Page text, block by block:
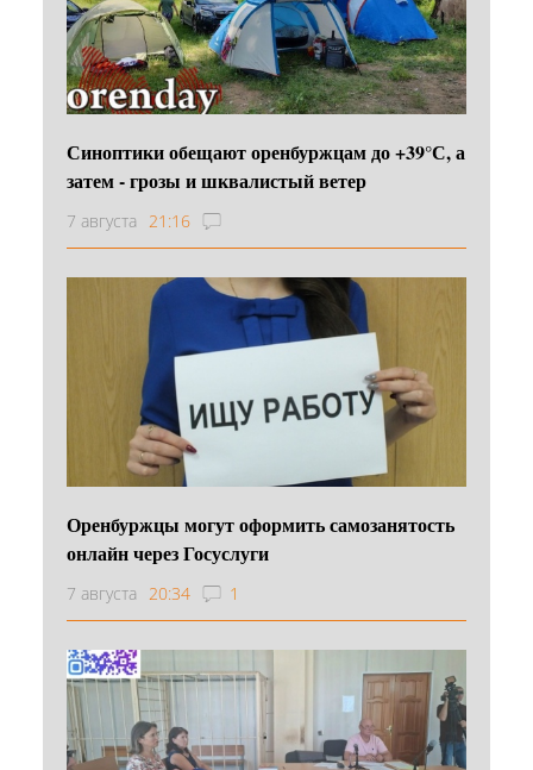
Синоптики обещают оренбуржцам до +39°С, а
затем - грозы и шквалистый ветер
7 августа 21:16
Оренбуржцы могут оформить самозанятость
онлайн через Госуслуги
7 августа 20:34 1